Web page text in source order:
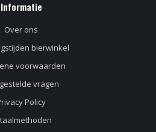
Informatie
Over ons
bierwinkel
voorwaarden
vragen
Policy